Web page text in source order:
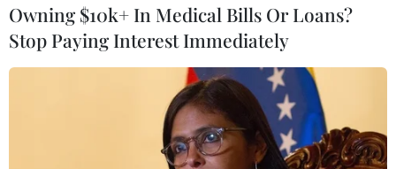
Standard Chartered dự báo tăng trưởng
Owning $10k+ In Medical Bills Or Loans?
Stop Paying Interest Immediately